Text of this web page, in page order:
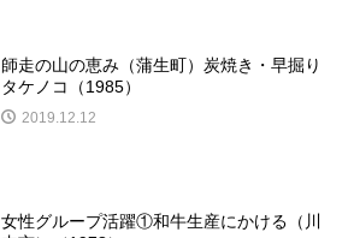
師走の山の恵み（蒲生町）炭焼き・早掘り
タケノコ（1985）
2019.12.12
女性グループ活躍①和牛生産にかける（川